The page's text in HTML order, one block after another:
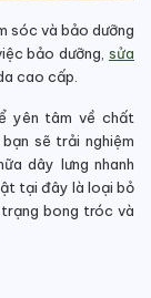
sóc và bảo dưỡng
bảo dưỡng, sửa
cao cấp.
yên tâm về chất
sẽ trải nghiệm
dây lưng nhanh
tại đây là loại bỏ
bong tróc và